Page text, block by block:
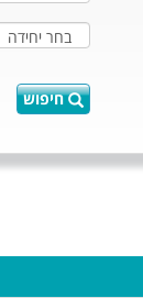
חיפוש